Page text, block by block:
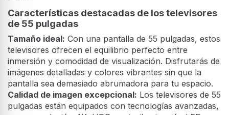
Características destacadas de los televisores
de 55 pulgadas
Tamaño ideal: Con una pantalla de 55 pulgadas, estos
televisores ofrecen el equilibrio perfecto entre
inmersión y comodidad de visualización. Disfrutarás de
imágenes detalladas y colores vibrantes sin que la
pantalla sea demasiado abrumadora para tu espacio.
Calidad de imagen excepcional: Los televisores de 55
pulgadas están equipados con tecnologías avanzadas,